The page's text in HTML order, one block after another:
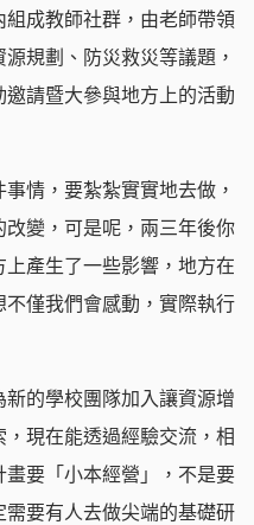
成教師社群，由老師帶領
規劃、防災救災等議題，
請暨大參與地方上的活動
情，要紮紮實實地去做，
變，可是呢，兩三年後你
產生了一些影響，地方在
僅我們會感動，實際執行
的學校團隊加入讓資源增
現在能透過經驗交流，相
要「小本經營」，不是要
要有人去做尖端的基礎研